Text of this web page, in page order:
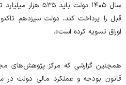
سال ۱۴۰۵ دولت
قبل را پرداخت کند، دولت سیزدهم
اوراق تسویه کرده است».
همچنین گزارشی که مرکز پژوهش‌های